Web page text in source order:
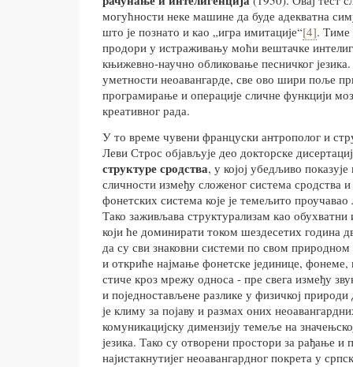
могућности неке машине да буде адекватна
што је познато и као „игра имитације“[4]. Тиме
продори у истраживању моћи вештачке
књижевно-научно обликовање песничког
уметности неоавангарде, све ово шири поље
програмирање и операције сличне функцији
креативног рада.
У то време чувени француски антрополог и
Леви Строс објављује део докторске
структуре сродства, у којој убедљиво
сличности између сложеног система сродства
фонетских система које је темељито
Тако заживљава структурализам као обухватни
који ће доминирати током шездесетих година
да су сви знаковни системи по свом природном
и откриће најмање фонетске јединице, фонеме,
стиче кроз мрежу односа - пре свега између
и поједностављене разлике у физичкој природи
је климу за појаву и размах оних
комуникацијску димензију темеље на
језика. Тако су отворени простори за рађање и
најистакнутијег неоавангардног покрета у